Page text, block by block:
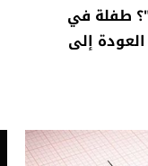
طفلة في
إلى